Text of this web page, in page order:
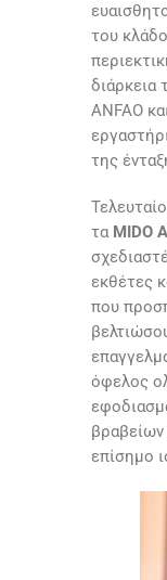
του
διάρκεια
ANFAO
της
ταMIDO
εκθέτες
που
όφελος
επίσημο